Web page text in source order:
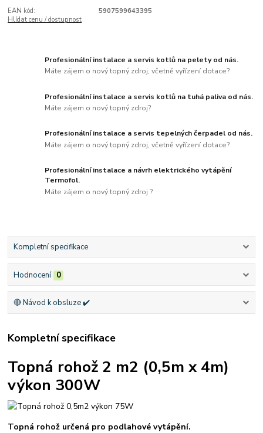
EAN kód:
5907599643395
Hlídat cenu / dostupnost
Profesionální instalace a servis kotlů na pelety od nás.
Máte zájem o nový topný zdroj, včetně vyřízení dotace?
Profesionální instalace a servis kotlů na tuhá paliva od nás.
Máte zájem o nový topný zdroj?
Profesionální instalace a servis tepelných čerpadel od nás.
Máte zájem o nový topný zdroj, včetně vyřízení dotace?
Profesionální instalace a návrh elektrického vytápění
Termofol.
Máte zájem o nový topný zdroj ?
Kompletní specifikace
Hodnocení 0
🔴 Návod k obsluze ✔️
Kompletní specifikace
Topná rohož 2 m2 (0,5m x 4m)
výkon 300W
Topná rohož určená pro podlahové vytápění.